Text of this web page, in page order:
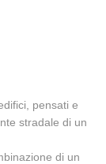
pensati e
stradale di un
di un